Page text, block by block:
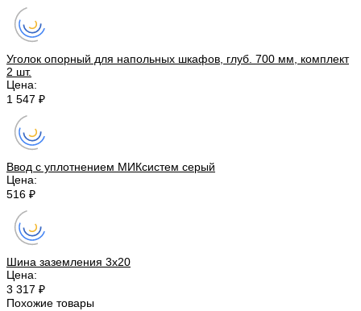
Уголок опорный для напольных шкафов, глуб. 700 мм, комплект
2 шт.
Цена:
1 547 ₽
Ввод с уплотнением МИКсистем серый
Цена:
516 ₽
Шина заземления 3х20
Цена:
3 317 ₽
Похожие товары